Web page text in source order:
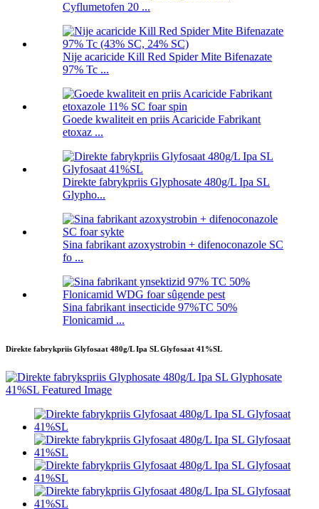
Cyflumetofen 20 ...
Nije acaricide Kill Red Spider Mite Bifenazate
97% Tc ...
Goede kwaliteit en priis Acaricide Fabrikant
etoxaz ...
Direkte fabrykpriis Glyphosate 480g/L Ipa SL
Glypho...
Sina fabrikant azoxystrobin + difenoconazole SC
fo ...
Sina fabrikant insecticide 97%TC 50%
Flonicamid ...
Direkte fabrykpriis Glyfosaat 480g/L Ipa SL Glyfosaat 41%SL